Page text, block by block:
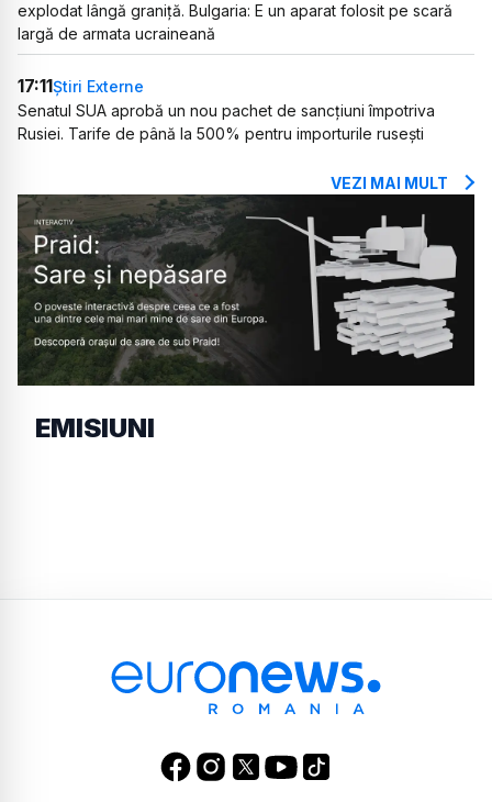
explodat lângă graniță. Bulgaria: E un aparat folosit pe scară
largă de armata ucraineană
17:11Știri Externe
Senatul SUA aprobă un nou pachet de sancțiuni împotriva
Rusiei. Tarife de până la 500% pentru importurile rusești
VEZI MAI MULT
EMISIUNI